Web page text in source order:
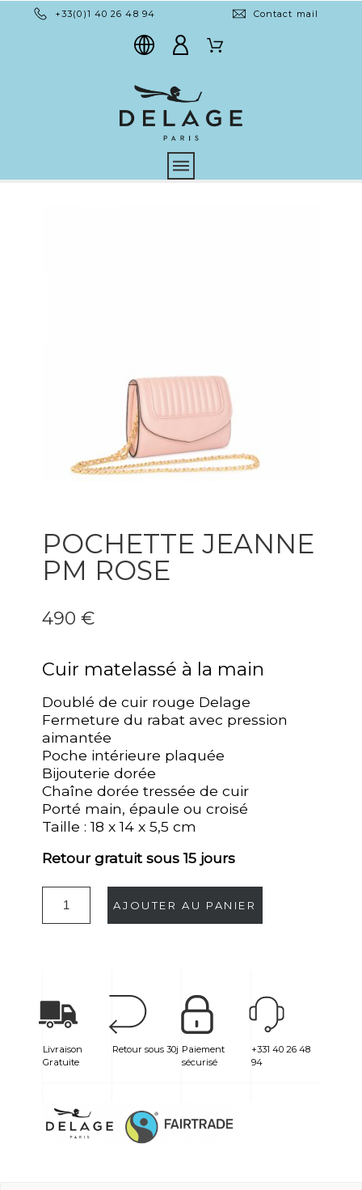
+33(0)1 40 26 48 94 Contact mail
POCHETTE JEANNE
PM ROSE
490 €
Cuir matelassé à la main
Doublé de cuir rouge Delage
Fermeture du rabat avec pression
aimantée
Poche intérieure plaquée
Bijouterie dorée
Chaîne dorée tressée de cuir
Porté main, épaule ou croisé
Taille : 18 x 14 x 5,5 cm
Retour gratuit sous 15 jours
AJOUTER AU PANIER
Livraison
Gratuite
Retour sous 30j Paiement
sécurisé
+331 40 26 48
94